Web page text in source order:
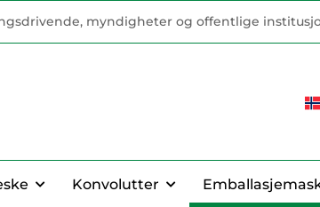
myndigheter og offentlige
Konvolutter